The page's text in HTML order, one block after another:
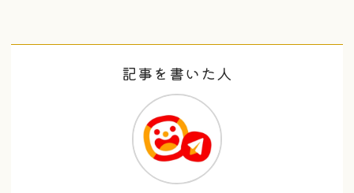
記事を書いた人